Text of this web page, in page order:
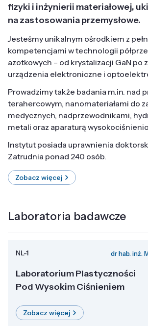
fizyki i inżynierii materiałowej,
na zastosowania przemysłowe.
Jesteśmy unikalnym ośrodkiem z
kompetencjami w technologii
azotkowych – od krystalizacji GaN po
urządzenia elektroniczne i
Prowadzimy także badania m.in. nad
terahercowym, nanomateriałami do
medycznych, nadprzewodnikami,
metali oraz aparaturą
Instytut posiada uprawnienia
Zatrudnia ponad 240 osób.
Zobacz więcej
Laboratoria badawcze
NL-1 dr hab. inż.
Laboratorium Plastyczności
Pod Wysokim Ciśnieniem
Zobacz więcej